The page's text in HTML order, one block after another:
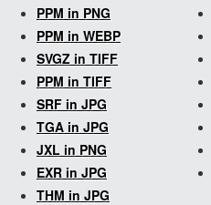
PPM in PNG
PPM in WEBP
SVGZ in TIFF
PPM in TIFF
SRF in JPG
TGA in JPG
JXL in PNG
EXR in JPG
THM in JPG